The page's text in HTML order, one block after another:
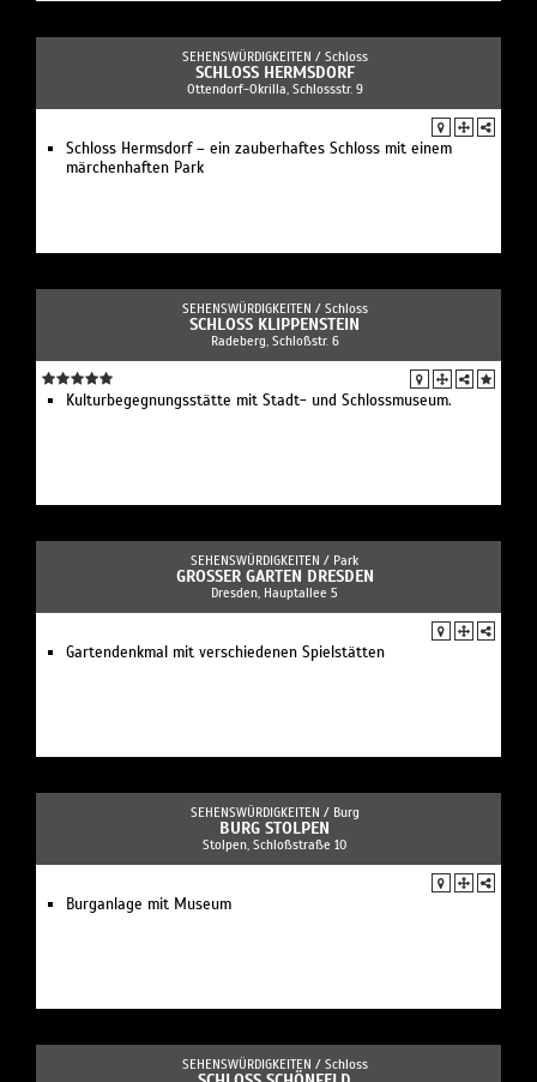
SEHENSWÜRDIGKEITEN / Schloss
SCHLOSS HERMSDORF
Ottendorf-Okrilla, Schlossstr. 9
Schloss Hermsdorf – ein zauberhaftes Schloss mit einem
märchenhaften Park
SEHENSWÜRDIGKEITEN / Schloss
SCHLOSS KLIPPENSTEIN
Radeberg, Schloßstr. 6
Kulturbegegnungsstätte mit Stadt- und Schlossmuseum.
SEHENSWÜRDIGKEITEN / Park
GROSSER GARTEN DRESDEN
Dresden, Hauptallee 5
Gartendenkmal mit verschiedenen Spielstätten
SEHENSWÜRDIGKEITEN / Burg
BURG STOLPEN
Stolpen, Schloßstraße 10
Burganlage mit Museum
SEHENSWÜRDIGKEITEN / Schloss